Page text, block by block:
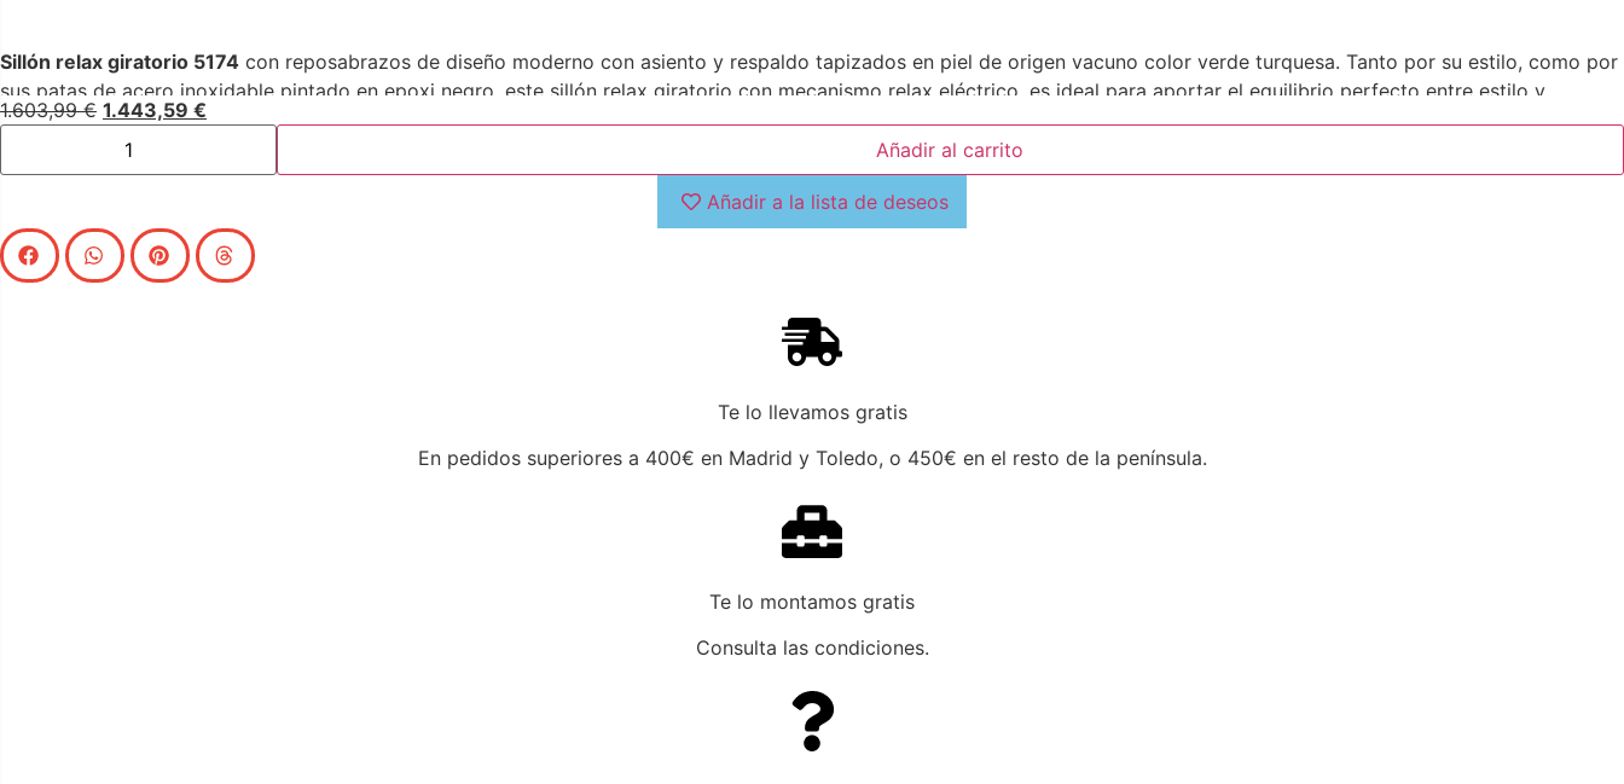
Sillón relax giratorio 5174 con reposabrazos de diseño moderno con asiento y respaldo tapizados en piel de origen vacuno color verde turquesa. Tanto por su estilo, como por
sus patas de acero inoxidable pintado en epoxi negro, este sillón relax giratorio con mecanismo relax eléctrico, es ideal para aportar el equilibrio perfecto entre estilo y
comodidad.
1.603,99€ 1.443,59 €
Añadir al carrito
Añadir a la lista de deseos
Te lo llevamos gratis
En pedidos superiores a 400€ en Madrid y Toledo, o 450€ en el resto de la península.
Te lo montamos gratis
Consulta las condiciones.